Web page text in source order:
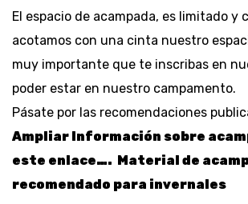
El espacio de acampada, es limitado y
acotamos con una cinta nuestro
muy importante que te inscribas en
poder estar en nuestro campamento.
Pásate por las recomendaciones
Ampliar Información sobre
este enlace…. Material de
recomendado para invernales